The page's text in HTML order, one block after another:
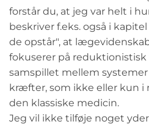
forstår du, at jeg var helt i
beskriver f.eks. også i
de opstår", at
fokuserer på
samspillet mellem
kræfter, som ikke eller kun i
den klassiske medicin.
Jeg vil ikke tilføje noget